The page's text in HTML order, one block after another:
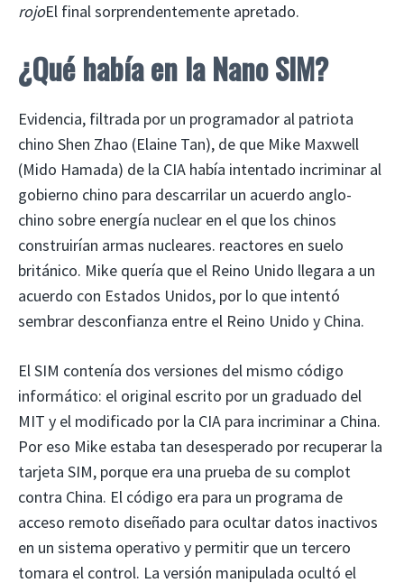
rojoEl final sorprendentemente apretado.
¿Qué había en la Nano SIM?
Evidencia, filtrada por un programador al patriota
chino Shen Zhao (Elaine Tan), de que Mike Maxwell
(Mido Hamada) de la CIA había intentado incriminar al
gobierno chino para descarrilar un acuerdo anglo-
chino sobre energía nuclear en el que los chinos
construirían armas nucleares. reactores en suelo
británico. Mike quería que el Reino Unido llegara a un
acuerdo con Estados Unidos, por lo que intentó
sembrar desconfianza entre el Reino Unido y China.
El SIM contenía dos versiones del mismo código
informático: el original escrito por un graduado del
MIT y el modificado por la CIA para incriminar a China.
Por eso Mike estaba tan desesperado por recuperar la
tarjeta SIM, porque era una prueba de su complot
contra China. El código era para un programa de
acceso remoto diseñado para ocultar datos inactivos
en un sistema operativo y permitir que un tercero
tomara el control. La versión manipulada ocultó el